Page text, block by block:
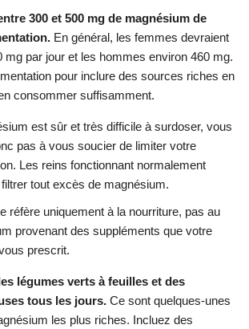
300 et 500 mg de magnésium de
En général, les femmes devraient
mg par jour et les hommes environ 460 mg.
pour inclure des sources riches en
consommer suffisamment.
est sûr et très difficile à surdoser, vous
pas à vous soucier de limiter votre
Les reins fonctionnant normalement
tout excès de magnésium.
réfère uniquement à la nourriture, pas au
provenant des suppléments que votre
prescrit.
légumes verts à feuilles et des
tous les jours. Ce sont quelques-unes
les plus riches. Incluez des